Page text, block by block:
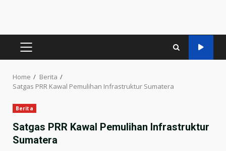
PRIMARY
Home
Berita
Satgas PRR Kawal Pemulihan Infrastruktur Sumatera
Berita
Satgas PRR Kawal Pemulihan Infrastruktur
Sumatera